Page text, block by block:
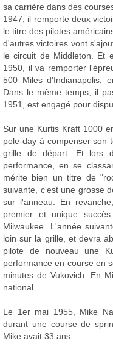
sa carrière dans des
1947, il remporte deux
le titre des pilotes
d'autres victoires vont
le circuit de Middleton. Et
1950, il va remporter
500 Miles d'Indianapolis,
Dans le même temps, il
1951, est engagé pour
Sur une Kurtis Kraft 1000
pole-day à compenser son
grille de départ. Et lors
performance, en se
mérite bien un titre de
suivante, c'est une grosse
sur l'anneau. En
premier et unique
Milwaukee. L'année
loin sur la grille, et devra
pilote de nouveau une
performance en course en
minutes de Vukovich. En
national.
Le 1er mai 1955, Mike
durant une course de
Mike avait 33 ans.